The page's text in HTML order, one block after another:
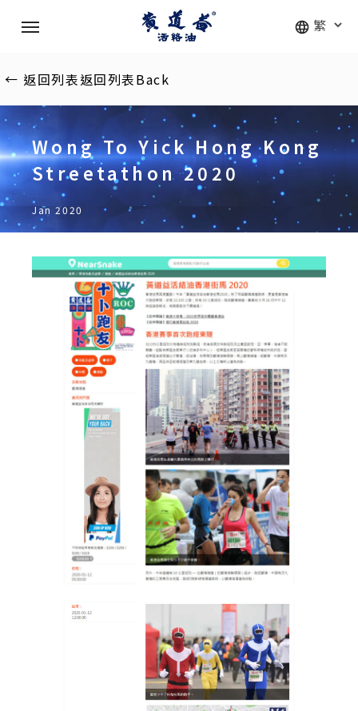
content
Menu
← 返回列表返回列表Back
Wong To Yick Hong Kong
Streetathon 2020
Jan 2020